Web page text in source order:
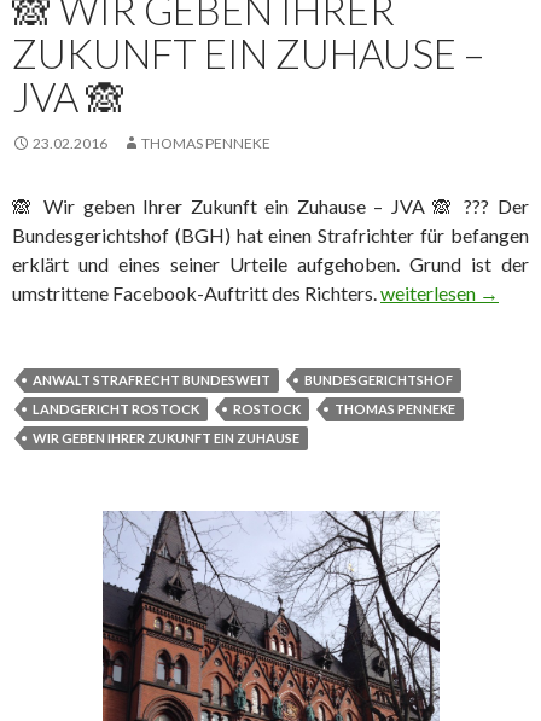
ZUKUNFT EIN ZUHAUSE –
JVA 🙈
23.02.2016 THOMAS PENNEKE
🙈 Wir geben Ihrer Zukunft ein Zuhause – JVA 🙈 ??? Der
‪‎Bundesgerichtshof‬ (BGH) hat einen ‪Strafrichter‬ für befangen
erklärt und eines seiner Urteile aufgehoben. Grund ist der
umstrittene Facebook-Auftritt des Richters. 🙈 Wir geben Ihrer
weiterlesen →
ANWALT STRAFRECHT BUNDESWEIT
BUNDESGERICHTSHOF
LANDGERICHT ROSTOCK
ROSTOCK
THOMAS PENNEKE
WIR GEBEN IHRER ZUKUNFT EIN ZUHAUSE